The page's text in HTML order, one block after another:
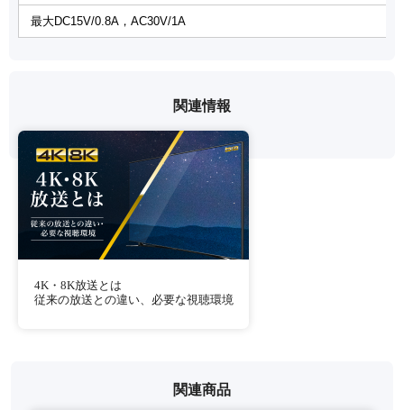
最大DC15V/0.8A，AC30V/1A
関連情報
4K・8K放送とは
従来の放送との違い、必要な視聴環境
関連商品